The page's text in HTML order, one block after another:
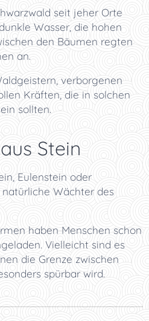
seit jeher Orte
Wasser, die hohen
den Bäumen regten
an.
verborgenen
Kräften, die in solchen
sollten.
Stein
Eulenstein oder
Wächter des
haben Menschen schon
Vielleicht sind es
die Grenze zwischen
spürbar wird.